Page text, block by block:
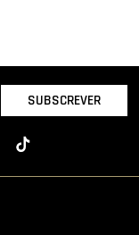
SUBSCREVER